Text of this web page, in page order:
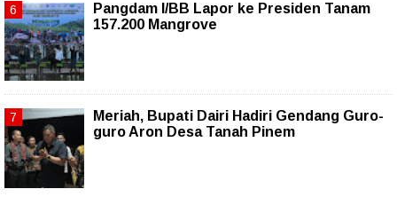
Pangdam I/BB Lapor ke Presiden Tanam
157.200 Mangrove
Meriah, Bupati Dairi Hadiri Gendang Guro-
guro Aron Desa Tanah Pinem